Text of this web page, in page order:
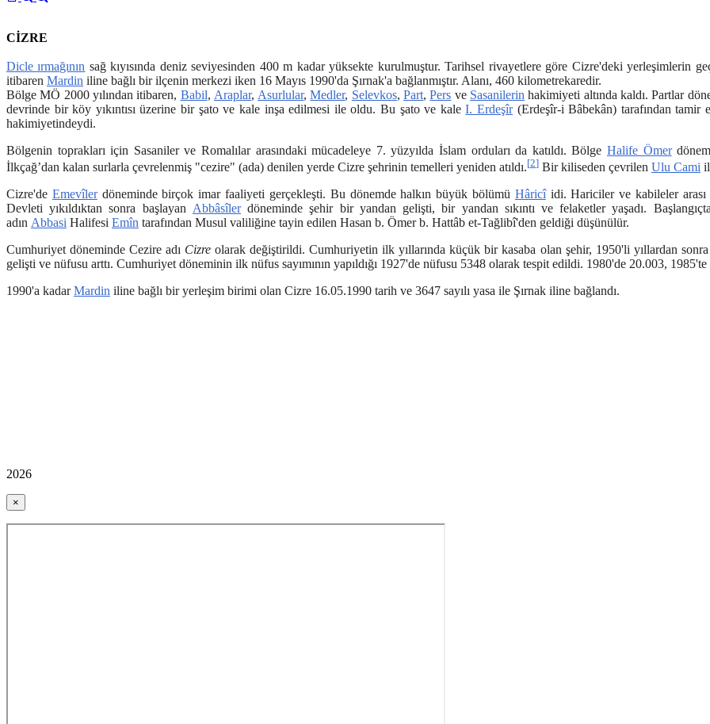
CİZRE
Dicle ırmağının sağ kıyısında deniz seviyesinden 400 m kadar yüksekte kurulmuştur. Tarihsel rivayetlere göre Cizre'deki yerleşimlerin
itibaren Mardin iline bağlı bir ilçenin merkezi iken 16 Mayıs 1990'da Şırnak'a bağlanmıştır. Alanı, 460 kilometrekaredir.
Bölge MÖ 2000 yılından itibaren, Babil, Araplar, Asurlular,Medler, Selevkos,Part,Pers ve Sasanilerin hakimiyeti altında kaldı. Partlar
devrinde bir köy yıkıntısı üzerine bir şato ve kale inşa edilmesi ile oldu. Bu şato ve kaleI. Erdeşîr(Erdeşîr-i Bâbekân) tarafından tamir
hakimiyetindeydi.
Bölgenin toprakları için Sasaniler ve Romalılar arasındaki mücadeleye 7. yüzyılda İslam orduları da katıldı. Bölge Halife Ömer
İlkçağ’dan kalan surlarla çevrelenmiş "cezire" (ada) denilen yerde Cizre şehrinin temelleri yeniden atıldı. [2] Bir kiliseden çevrilen Ulu Cami
Cizre'de Emevîlerdöneminde birçok imar faaliyeti gerçekleşti. Bu dönemde halkın büyük bölümü Hâricîidi. Hariciler ve kabileler arası
Devleti yıkıldıktan sonra başlayan Abbâsîlerdöneminde şehir bir yandan gelişti, bir yandan sıkıntı ve felaketler yaşadı.
adın Abbasi Halifesi Emîn tarafından Musul valiliğine tayin edilen Hasan b. Ömer b. Hattâb et-Tağlibî'den geldiği düşünülür.
Cumhuriyet döneminde Cezire adı Cizre olarak değiştirildi. Cumhuriyetin ilk yıllarında küçük bir kasaba olan şehir, 1950'li yıllardan sonra
gelişti ve nüfusu arttı. Cumhuriyet döneminin ilk nüfus sayımının yapıldığı 1927'de nüfusu 5348 olarak tespit edildi. 1980'de 20.003,
1990'a kadarMardin iline bağlı bir yerleşim birimi olan Cizre 16.05.1990 tarih ve 3647 sayılı yasa ile Şırnak iline bağlandı.
2026
×